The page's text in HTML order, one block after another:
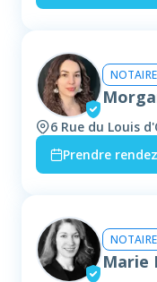
NOTAIRE
6 Rue du Louis
Prendre
NOTAIRE
Marie